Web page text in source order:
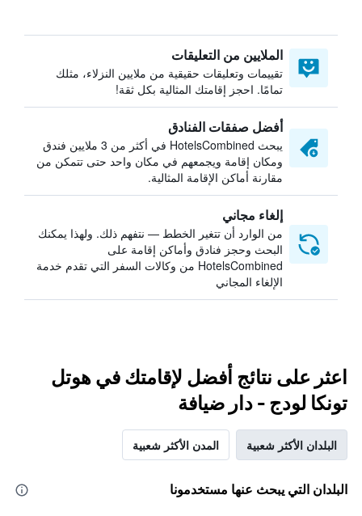
الملايين من التعليقات
تقييمات وتعليقات حقيقية من ملايين النزلاء، مثلك
تمامًا. احجز إقامتك المثالية بكل ثقة!
أفضل صفقات الفنادق
يبحث HotelsCombined في أكثر من 3 ملايين فندق
ومكان إقامة ويجمعهم في مكان واحد حتى تتمكن من
مقارنة أماكن الإقامة المثالية.
إلغاء مجاني
من الوارد أن تتغير الخطط — نتفهم ذلك. ولهذا يمكنك
البحث وحجز فنادق وأماكن إقامة على
HotelsCombined من وكالات السفر التي تقدم خدمة
الإلغاء المجاني
اعثر على نتائج أفضل لإقامتك في هوتل
تونكا لودج - دار ضيافة
البلدان الأكثر شعبية المدن الأكثر شعبية
البلدان التي يبحث عنها مستخدمونا